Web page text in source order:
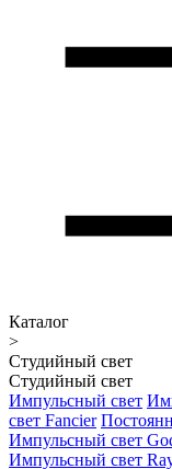
Каталог
>
Студийный свет
Студийный свет
Импульсный свет
свет Fancier
Импульсный свет
Импульсный свет